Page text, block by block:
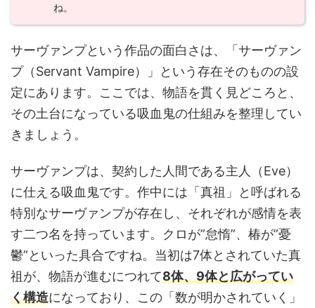
ね。
サーヴァンプという作品の面白さは、「サーヴァン
プ（Servant Vampire）」という存在そのものの設
定にあります。ここでは、物語を貫く見どころと、
その土台になっている吸血鬼の仕組みを整理してい
きましょう。
サーヴァンプは、契約した人間である主人（Eve）
に仕える吸血鬼です。作中には「真祖」と呼ばれる
特別なサーヴァンプが存在し、それぞれが感情を表
す二つ名を持っています。クロが”怠惰”、椿が”憂
鬱”といった具合ですね。当初は7体とされていた真
祖が、物語が進むにつれて8体、9体と広がってい
く構造になっており、この「数が明かされていく」